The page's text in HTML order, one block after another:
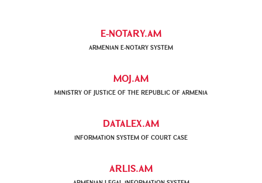
E-NOTARY.AM
ARMENIAN Е-NOTARY SYSTEM
MOJ.AM
MINISTRY OF JUSTICE OF THE REPUBLIC OF ARMENIA
DATALEX.AM
INFORMATION SYSTEM OF COURT CASE
ARLIS.AM